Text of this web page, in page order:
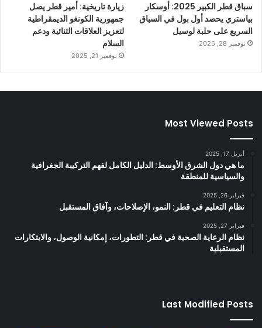
سباق قطر الكبير 2025: أوسكار
بياستري يحصد أول بول في السباق
السريع على حلبة لوسيل
نوفمبر 28, 2025
زيارة تاريخية: أمير قطر يصل
جمهورية الكونغو الديمقراطية
لتعزيز العلاقات الثنائية ودعم
السلام
نوفمبر 21, 2025
Most Viewed Posts
أبريل 17, 2025
ما هي دول الشرق الأوسط: الدليل الكامل لفهم التركيبة الجغرافية
والسياسية للمنطقة
فبراير 26, 2025
نظام التعليم في قطر: النمو، الإصلاحات، وآفاق المستقبل
فبراير 27, 2025
نظام الرعاية الصحية في قطر: التطورات، إمكانية الوصول، والابتكارات
المستقبلية
Last Modified Posts